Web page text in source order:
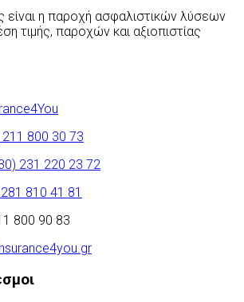
είναι η παροχή ασφαλιστικών λύσεων
τιμής, παροχών και αξιοπιστίας
211 800 30 73
231 220 23 72
810 41 81
800 90 83